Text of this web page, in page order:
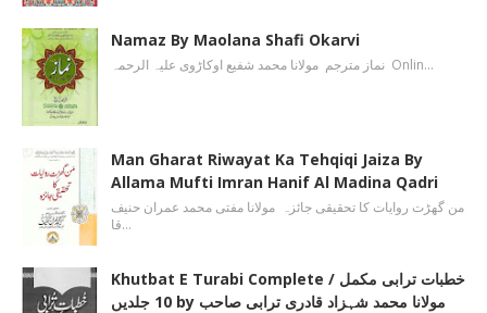
Namaz By Maolana Shafi Okarvi
نماز مترجم مولانا محمد شفیع اوکاڑوی علیہ الرحمہ Onlin…
Man Gharat Riwayat Ka Tehqiqi Jaiza By
Allama Mufti Imran Hanif Al Madina Qadri
من گھڑت روایات کا تحقیقی جائزہ مولانا مفتی محمد عمران حنیف
قا…
Khutbat E Turabi Complete / خطبات ترابی مکمل
10 جلدیں by مولانا محمد شہزاد قادری ترابی صاحب